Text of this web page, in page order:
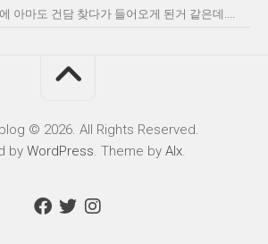
아마도 건담 찾다가 들어오게 된거 같은데....
© 2026. All Rights Reserved.
by WordPress. Theme by Alx.